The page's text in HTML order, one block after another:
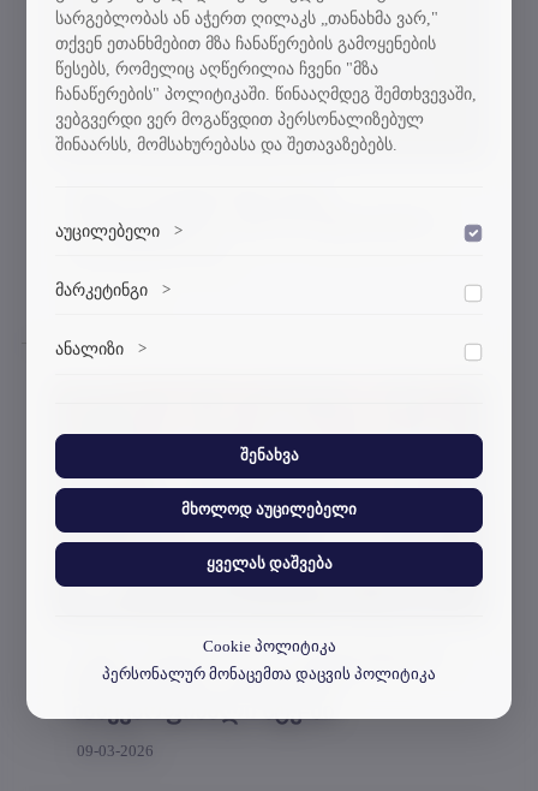
პროფესორი ოქროს მედლებით
დააჯილდოვა
09-03-2026
„სტუ - სტარი 2026“ - სტუდენტური
მუსიკალური კონკურსის
09-03-2026
სარგებლობას ან აჭერთ ღილაკს „თანახმა ვარ,"
თქვენ ეთანხმებით მზა ჩანაწერების გამოყენების
წესებს, რომელიც აღწერილია ჩვენი "მზა
ჩანაწერების" პოლიტიკაში. წინააღმდეგ შემთხვევაში,
ვებგვერდი ვერ მოგაწვდით პერსონალიზებულ
შინაარსს, მომსახურებასა და შეთავაზებებს.
აუცილებელი >
დაშვება
ვებსაიტის გამართული ფუნქციონირებისთვის
აუცილებელი ქუქი-ფაილები.
მარკეტინგი >
დაშვება
მარკეტინგული ქუქი-ფაილები გვეხმარება
პერსონალიზებული კონტენტისა და რეკლამების
ანალიზი >
დაშვება
შენახვა
მხოლოდ აუცილებელი
ყველას დაშვება
Cookie პოლიტიკა
პერსონალურ მონაცემთა დაცვის პოლიტიკა